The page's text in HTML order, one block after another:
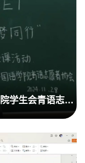
学生会青语志愿